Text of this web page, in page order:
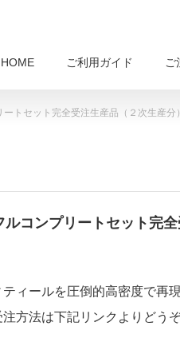
HOME ご利用ガイド ご
トセット完全受注生産品（２次生産
コンプリートセット完
ィールを圧倒的高密度で再
方法は下記リンクよりどう